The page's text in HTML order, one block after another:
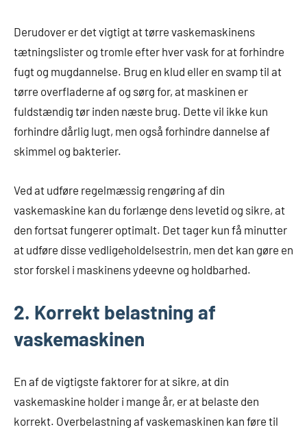
Derudover er det vigtigt at tørre vaskemaskinens
tætningslister og tromle efter hver vask for at forhindre
fugt og mugdannelse. Brug en klud eller en svamp til at
tørre overfladerne af og sørg for, at maskinen er
fuldstændig tør inden næste brug. Dette vil ikke kun
forhindre dårlig lugt, men også forhindre dannelse af
skimmel og bakterier.
Ved at udføre regelmæssig rengøring af din
vaskemaskine kan du forlænge dens levetid og sikre, at
den fortsat fungerer optimalt. Det tager kun få minutter
at udføre disse vedligeholdelsestrin, men det kan gøre en
stor forskel i maskinens ydeevne og holdbarhed.
2. Korrekt belastning af
vaskemaskinen
En af de vigtigste faktorer for at sikre, at din
vaskemaskine holder i mange år, er at belaste den
korrekt. Overbelastning af vaskemaskinen kan føre til